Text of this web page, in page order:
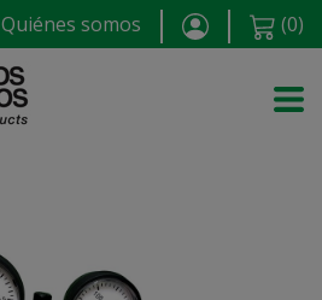
Quiénes somos (0)